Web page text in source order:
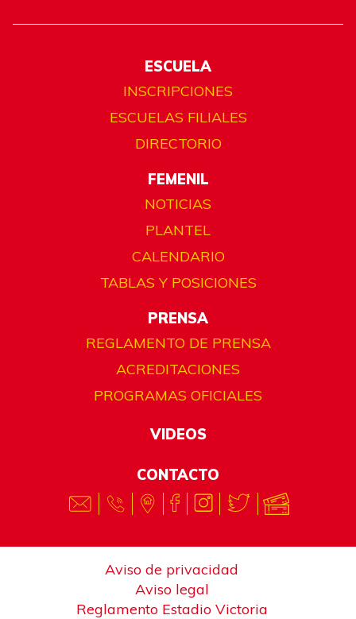
ESCUELA
INSCRIPCIONES
ESCUELAS FILIALES
DIRECTORIO
FEMENIL
NOTICIAS
PLANTEL
CALENDARIO
TABLAS Y POSICIONES
PRENSA
REGLAMENTO DE PRENSA
ACREDITACIONES
PROGRAMAS OFICIALES
VIDEOS
CONTACTO
Aviso de privacidad
Aviso legal
Reglamento Estadio Victoria